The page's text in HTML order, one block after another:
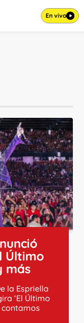
En vivo
Último
más
la Espriella
‘El Último
contamos